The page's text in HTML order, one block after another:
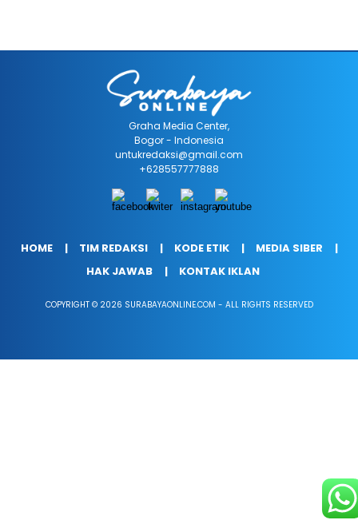
Graha Media Center,
Bogor - Indonesia
untukredaksi@gmail.com
+628557777888
HOME TIM REDAKSI KODE ETIK
MEDIA SIBER
HAK JAWAB
KONTAK IKLAN
COPYRIGHT © 2026 SURABAYAONLINE.COM - ALL RIGHTS RESERVED